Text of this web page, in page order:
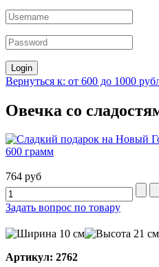
Вернуться к: от 600 до 1000
Овечка со
764 руб
Задать вопрос по товару
10 см 21 см
Артикул: 2762